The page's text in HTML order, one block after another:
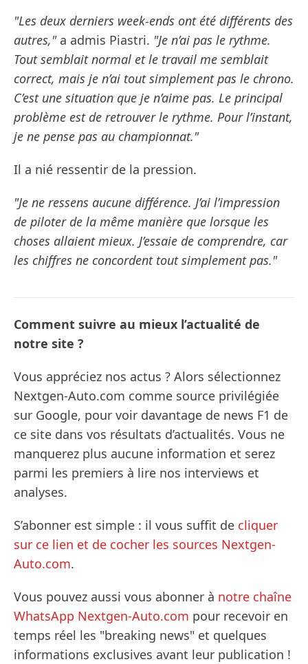
"Les deux derniers week-ends ont été différents des
autres,"a admis Piastri. "Je n’ai pas le rythme.
Tout semblait normal et le travail me semblait
correct, mais je n’ai tout simplement pas le chrono.
C’est une situation que je n’aime pas. Le principal
problème est de retrouver le rythme. Pour l’instant,
je ne pense pas au championnat."
Il a nié ressentir de la pression.
"Je ne ressens aucune différence. J’ai l’impression
de piloter de la même manière que lorsque les
choses allaient mieux. J’essaie de comprendre, car
les chiffres ne concordent tout simplement pas."
Comment suivre au mieux l’actualité de
notre site ?
Vous appréciez nos actus ? Alors sélectionnez
Nextgen-Auto.com comme source privilégiée
sur Google, pour voir davantage de news F1 de
ce site dans vos résultats d’actualités. Vous ne
manquerez plus aucune information et serez
parmi les premiers à lire nos interviews et
analyses.
S’abonner est simple : il vous suffit de cliquer
sur ce lien et de cocher les sources Nextgen-
Auto.com.
Vous pouvez aussi vous abonner à notre chaîne
WhatsApp Nextgen-Auto.com pour recevoir en
temps réel les "breaking news" et quelques
informations exclusives avant leur publication !